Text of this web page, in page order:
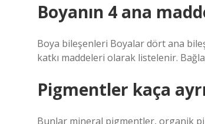
Boyanın 4 ana
Boya bileşenleri Boyalar dört ana
katkı maddeleri olarak listelenir.
Pigmentler kaça
Bunlar mineral pigmentler, organik